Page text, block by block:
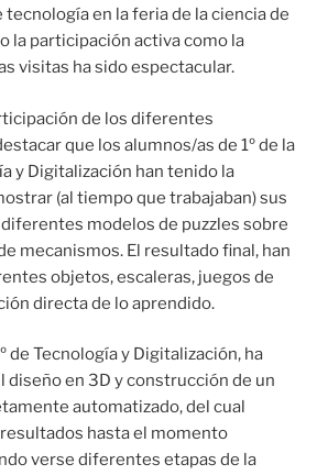
en la feria de la ciencia de
la participación activa como la
visitas ha sido espectacular.
de los diferentes
que los alumnos/as de 1º de la
y Digitalización han tenido la
(al tiempo que trabajaban) sus
modelos de puzzles sobre
mecanismos. El resultado final, han
objetos, escaleras, juegos de
directa de lo aprendido.
de Tecnología y Digitalización, ha
diseño en 3D y construcción de un
automatizado, del cual
hasta el momento
verse diferentes etapas de la